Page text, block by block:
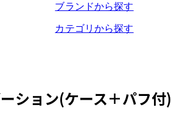
ブランドから探す
カテゴリから探す
ション(ケース＋パフ付)